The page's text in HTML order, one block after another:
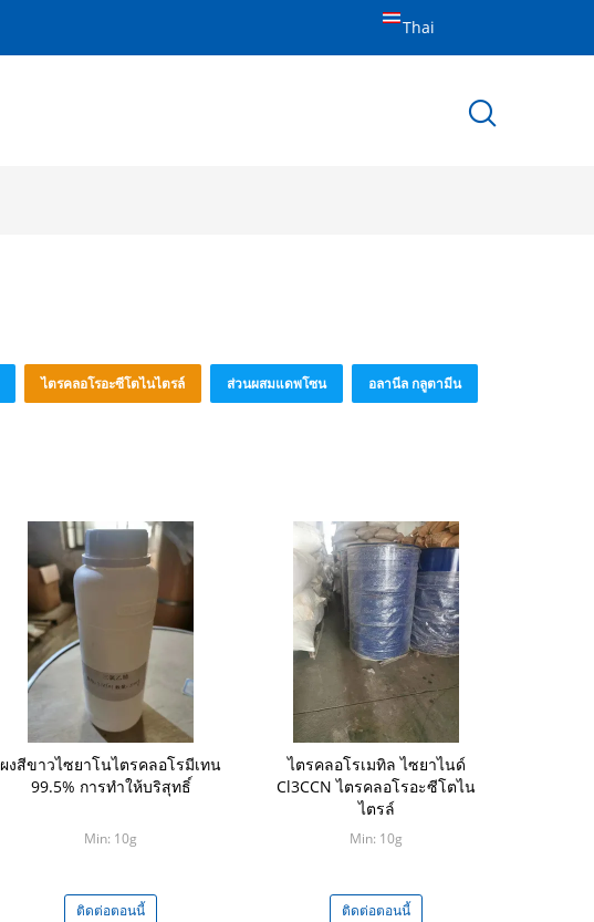
Thai
ไตรคลอโรอะซีโตไนไตรล์ ส่วนผสมแดพโซน อลานีล กลูตามีน
ผงสีขาวไซยาโนไตรคลอโรมีเทน
99.5% การทำให้บริสุทธิ์
Min: 10g
ติดต่อตอนนี้
ไตรคลอโรเมทิล ไซยาไนด์
Cl3CCN ไตรคลอโรอะซีโตไน
ไตรล์
Min: 10g
ติดต่อตอนนี้